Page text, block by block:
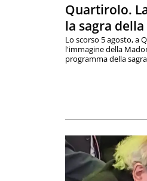
Quartirolo.
la sagra
Lo scorso 5 agosto, a
l'immagine della
programma della